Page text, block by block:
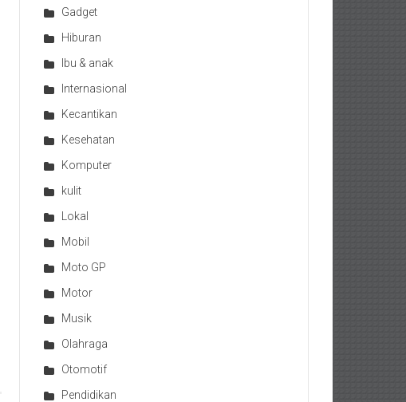
Gadget
Hiburan
Ibu & anak
Internasional
Kecantikan
Kesehatan
Komputer
kulit
Lokal
Mobil
Moto GP
Motor
Musik
Olahraga
Otomotif
Pendidikan